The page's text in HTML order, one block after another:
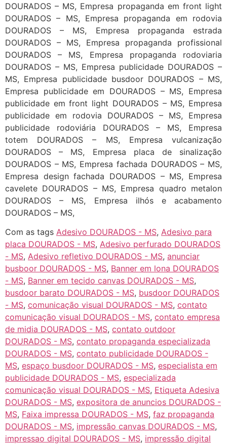
DOURADOS – MS, Empresa propaganda em front light
DOURADOS – MS, Empresa propaganda em rodovia
DOURADOS – MS, Empresa propaganda estrada
DOURADOS – MS, Empresa propaganda profissional
DOURADOS – MS, Empresa propaganda rodoviaria
DOURADOS – MS, Empresa publicidade DOURADOS –
MS, Empresa publicidade busdoor DOURADOS – MS,
Empresa publicidade em DOURADOS – MS, Empresa
publicidade em front light DOURADOS – MS, Empresa
publicidade em rodovia DOURADOS – MS, Empresa
publicidade rodoviária DOURADOS – MS, Empresa
totem DOURADOS – MS, Empresa vulcanização
DOURADOS – MS, Empresa placa de sinalização
DOURADOS – MS, Empresa fachada DOURADOS – MS,
Empresa design fachada DOURADOS – MS, Empresa
cavelete DOURADOS – MS, Empresa quadro metalon
DOURADOS – MS, Empresa ilhós e acabamento
DOURADOS – MS,
Com as tags Adesivo DOURADOS - MS, Adesivo para
placa DOURADOS - MS, Adesivo perfurado DOURADOS
- MS, Adesivo refletivo DOURADOS - MS, anunciar
busboor DOURADOS - MS, Banner em lona DOURADOS
- MS, Banner em tecido canvas DOURADOS - MS,
busdoor barato DOURADOS - MS, busdoor DOURADOS
- MS, comunicação visual DOURADOS - MS, contato
comunicação visual DOURADOS - MS, contato empresa
de midia DOURADOS - MS, contato outdoor
DOURADOS - MS, contato propaganda especializada
DOURADOS - MS, contato publicidade DOURADOS -
MS, espaço busdoor DOURADOS - MS, especialista em
publicidade DOURADOS - MS, especializada
comunicação visual DOURADOS - MS, Etiqueta Adesiva
DOURADOS - MS, expositora de anuncios DOURADOS -
MS, Faixa impressa DOURADOS - MS, faz propaganda
DOURADOS - MS, impressão canvas DOURADOS - MS,
impressao digital DOURADOS - MS, impressão digital